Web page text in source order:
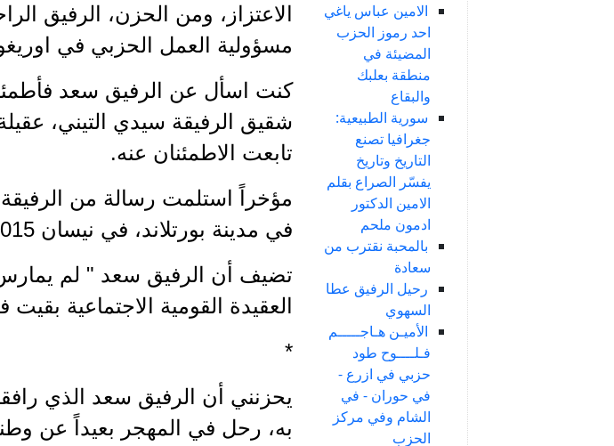
الامين عباس ياغي
احد رموز الحزب
المضيئة في
منطقة بعلبك
والبقاع
سورية الطبيعية:
جغرافيا تصنع
التاريخ وتاريخ
يفسّر الصراع بقلم
الامين الدكتور
ادمون ملحم
بالمحبة نقترب من
سعادة
رحيل الرفيق عطا
السهوي
الأميـن هـاجـــــم
فـلــــوح طود
حزبي في ازرع -
في حوران - في
الشام وفي مركز
الحزب
الاعتزاز، ومن الحزن، الرفيق
مسؤولية العمل الحزبي في
كنت اسأل عن الرفيق سعد
شقيق الرفيقة سيدي التيني،
تابعت الاطمئنان عنه.
مؤخراً استلمت رسالة من
في مدينة بورتلاند، في نيسان 2015.
تضيف أن الرفيق سعد " لم
العقيدة القومية الاجتماعية
*
يحزنني أن الرفيق سعد الذي
به، رحل في المهجر بعيداً عن